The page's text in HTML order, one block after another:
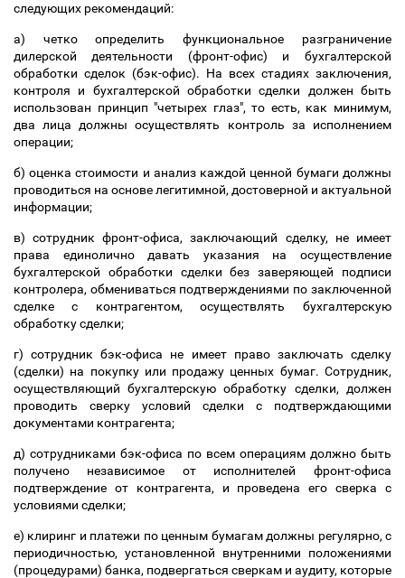
следующих рекомендаций:
а) четко определить функциональное разграничение
дилерской деятельности (фронт-офис) и бухгалтерской
обработки сделок (бэк-офис). На всех стадиях заключения,
контроля и бухгалтерской обработки сделки должен быть
использован принцип "четырех глаз", то есть, как минимум,
два лица должны осуществлять контроль за исполнением
операции;
б) оценка стоимости и анализ каждой ценной бумаги должны
проводиться на основе легитимной, достоверной и актуальной
информации;
в) сотрудник фронт-офиса, заключающий сделку, не имеет
права единолично давать указания на осуществление
бухгалтерской обработки сделки без заверяющей подписи
контролера, обмениваться подтверждениями по заключенной
сделке с контрагентом, осуществлять бухгалтерскую
обработку сделки;
г) сотрудник бэк-офиса не имеет право заключать сделку
(сделки) на покупку или продажу ценных бумаг. Сотрудник,
осуществляющий бухгалтерскую обработку сделки, должен
проводить сверку условий сделки с подтверждающими
документами контрагента;
д) сотрудниками бэк-офиса по всем операциям должно быть
получено независимое от исполнителей фронт-офиса
подтверждение от контрагента, и проведена его сверка с
условиями сделки;
е) клиринг и платежи по ценным бумагам должны регулярно, с
периодичностью, установленной внутренними положениями
(процедурами) банка, подвергаться сверкам и аудиту, которые